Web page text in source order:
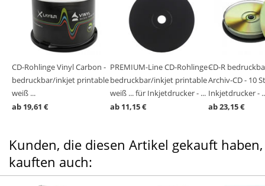
CD-Rohlinge Vinyl Carbon -
bedruckbar/inkjet printable
weiß ...
ab 19,61 €
PREMIUM-Line CD-Rohlinge -
bedruckbar/inkjet printable
weiß ... für Inkjetdrucker - ...
ab 11,15 €
CD-R
Archiv-CD - 10
Inkjetdrucker -
ab 23,15 €
Kunden, die diesen Artikel gekauft haben,
kauften auch: